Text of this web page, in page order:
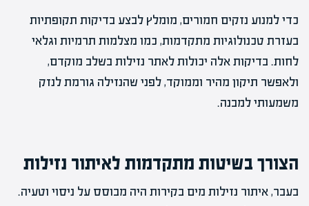
כדי למנוע נזקים חמורים, מומלץ לבצע בדיקות תקופתיות
בעזרת טכנולוגיות מתקדמות, כמו מצלמות תרמיות וגלאי
לחות. בדיקות אלה יכולות לאתר נזילות בשלב מוקדם,
ולאפשר תיקון מהיר וממוקד, לפני שהנזילה גורמת לנזק
משמעותי למבנה.
הצורך בשיטות מתקדמות לאיתור נזילות
בעבר, איתור נזילות מים בקירות היה מבוסס על ניסוי וטעיה.